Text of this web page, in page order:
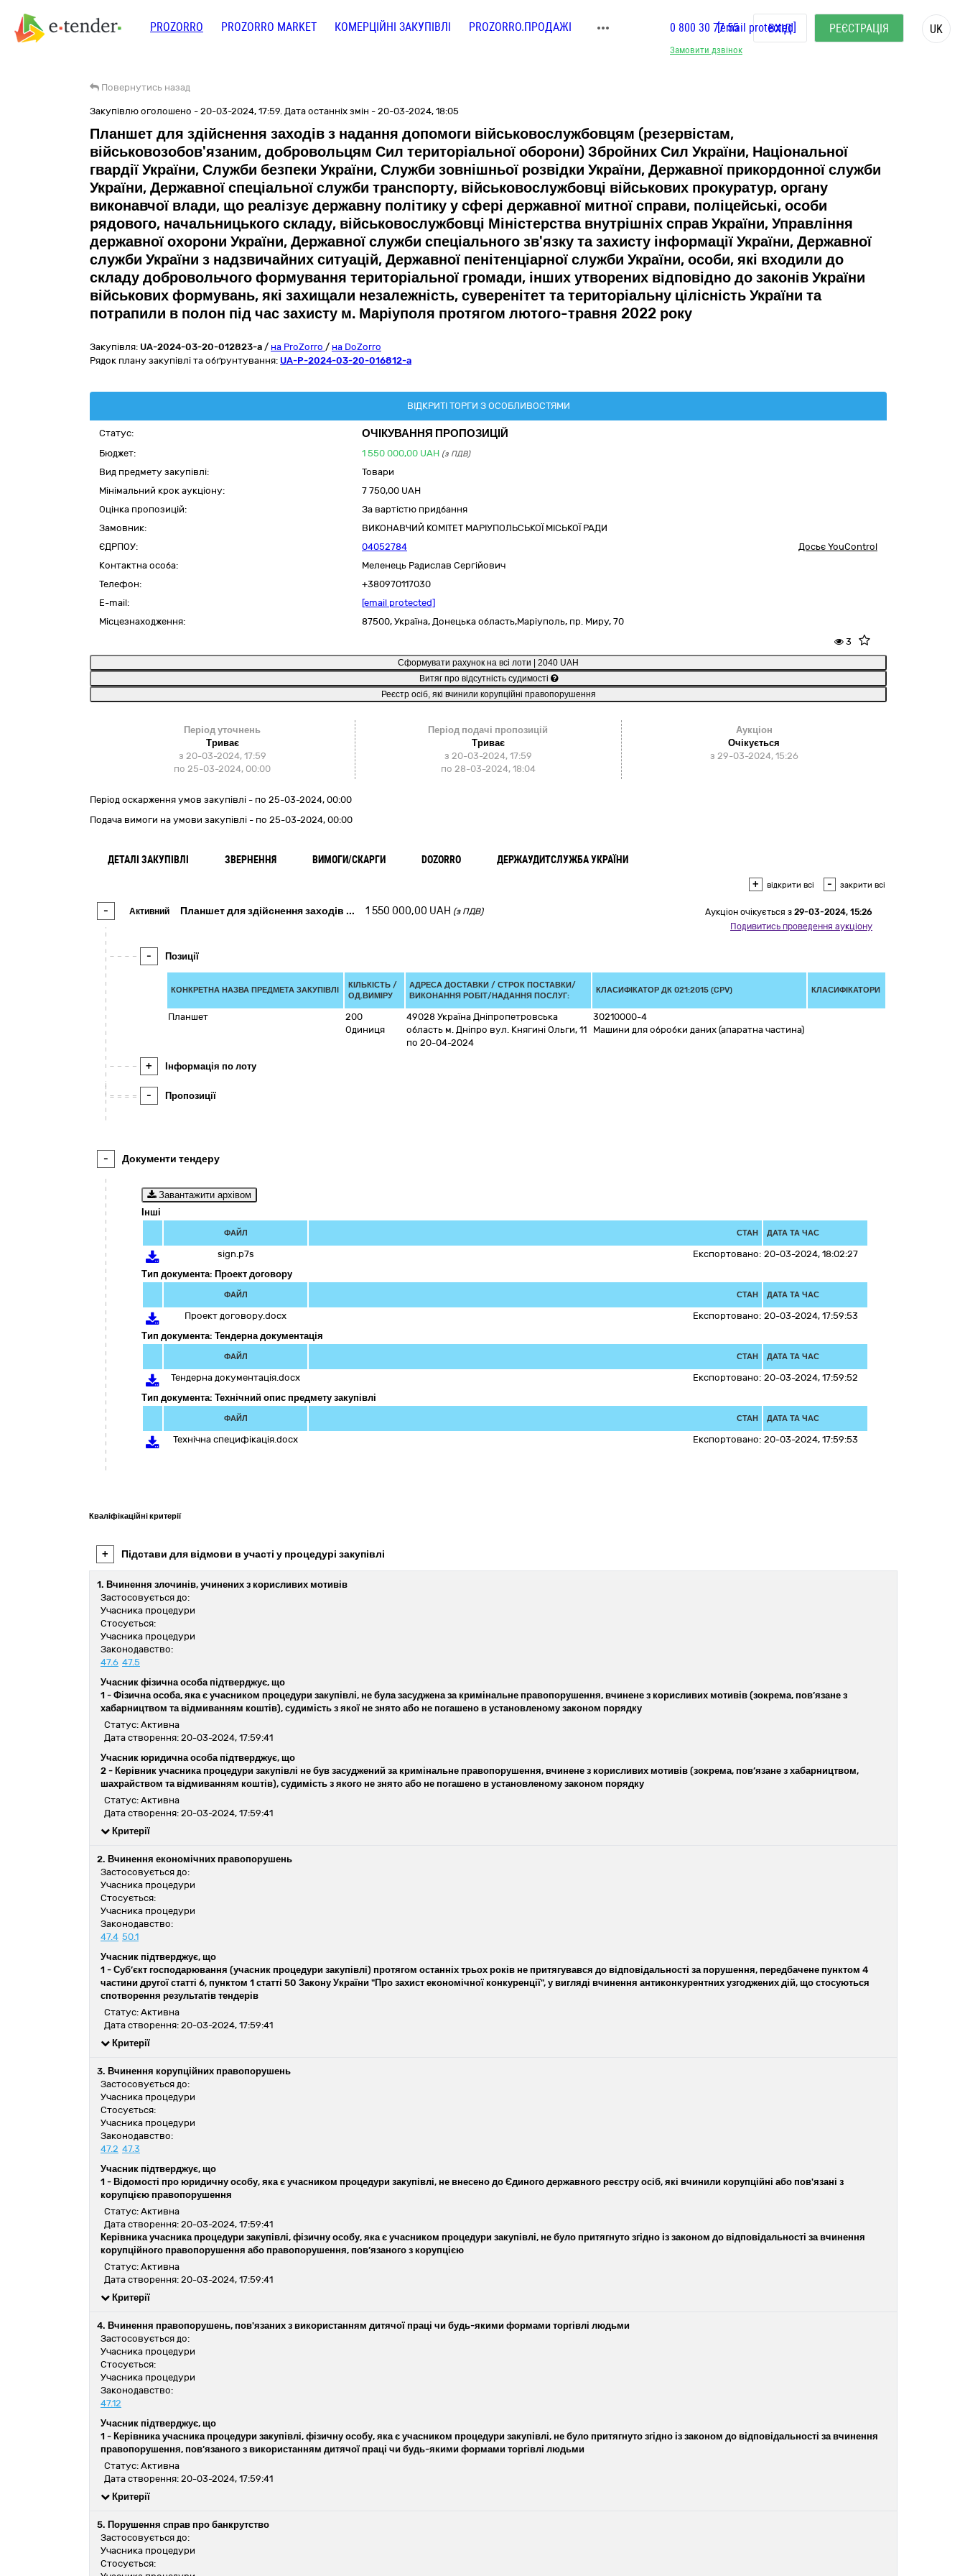
PROZORRO PROZORRO MARKET КОМЕРЦІЙНІ ЗАКУПІВЛІ PROZORRO.ПРОДАЖІ
Замовити дзвінок
0 800 30 77 55[email protected]
ВХІД РЕЄСТРАЦІЯ UK
Повернутись назад
Закупівлю оголошено - 20-03-2024, 17:59. Дата останніх змін - 20-03-2024, 18:05
Планшет для здійснення заходів з надання допомоги військовослужбовцям (резервістам,
військовозобов'язаним, добровольцям Сил територіальної оборони) Збройних Сил України, Національної
гвардії України, Служби безпеки України, Служби зовнішньої розвідки України, Державної прикордонної служби
України, Державної спеціальної служби транспорту, військовослужбовці військових прокуратур, органу
виконавчої влади, що реалізує державну політику у сфері державної митної справи, поліцейські, особи
рядового, начальницького складу, військовослужбовці Міністерства внутрішніх справ України, Управління
державної охорони України, Державної служби спеціального зв'язку та захисту інформації України, Державної
служби України з надзвичайних ситуацій, Державної пенітенціарної служби України, особи, які входили до
складу добровольчого формування територіальної громади, інших утворених відповідно до законів України
військових формувань, які захищали незалежність, суверенітет та територіальну цілісність України та
потрапили в полон під час захисту м. Маріуполя протягом лютого-травня 2022 року
Закупівля: UA-2024-03-20-012823-a / на ProZorro / на DoZorro
Рядок плану закупівлі та обґрунтування: UA-P-2024-03-20-016812-a
ВІДКРИТІ ТОРГИ З ОСОБЛИВОСТЯМИ
Статус: ОЧІКУВАННЯ ПРОПОЗИЦІЙ
Бюджет: 1 550 000,00 UAH (з ПДВ)
Вид предмету закупівлі:
Товари
Мінімальний крок аукціону:
7 750,00 UAH
Оцінка пропозицій:
За вартістю придбання
Замовник:
ВИКОНАВЧИЙ КОМІТЕТ МАРІУПОЛЬСЬКОЇ МІСЬКОЇ РАДИ
ЄДРПОУ:
04052784
Досьє YouControl
Контактна особа:
Меленець Радислав Сергійович
Телефон:
+380970117030
E-mail:
[email protected]
Місцезнаходження:
87500, Україна, Донецька область,Маріуполь, пр. Миру, 70
3
Сформувати рахунок на всі лоти | 2040 UAH
Витяг про відсутність судимості
Реєстр осіб, які вчинили корупційні правопорушення
Період уточнень
Триває
з 20-03-2024, 17:59
по 25-03-2024, 00:00
Період подачі пропозицій
Триває
з 20-03-2024, 17:59
по 28-03-2024, 18:04
Аукціон
Очікується
з 29-03-2024, 15:26
Період оскарження умов закупівлі - по 25-03-2024, 00:00
Подача вимоги на умови закупівлі - по 25-03-2024, 00:00
ДЕТАЛІ ЗАКУПІВЛІ ЗВЕРНЕННЯ ВИМОГИ/СКАРГИ DOZORRO ДЕРЖАУДИТСЛУЖБА УКРАЇНИ
+ відкрити всі - закрити всі
- Активний Планшет для здійснення заходів ... 1 550 000,00 UAH (з ПДВ) Аукціон очікується з 29-03-2024, 15:26
Подивитись проведення аукціону
- Позиції
КОНКРЕТНА НАЗВА ПРЕДМЕТА ЗАКУПІВЛІ
КІЛЬКІСТЬ /
ОД.ВИМІРУ
АДРЕСА ДОСТАВКИ / СТРОК ПОСТАВКИ/
ВИКОНАННЯ РОБІТ/НАДАННЯ ПОСЛУГ:
КЛАСИФІКАТОР ДК 021:2015 (CPV) КЛАСИФІКАТОРИ
Планшет
200
Одиниця
49028 Україна Дніпропетровська
область м. Дніпро вул. Княгині Ольги, 11
по 20-04-2024
30210000-4
Машини для обробки даних (апаратна частина)
+ Інформація по лоту
- Пропозиції
- Документи тендеру
Завантажити архівом
Інші
ФАЙЛ СТАН ДАТА ТА ЧАС
sign.p7s Експортовано: 20-03-2024, 18:02:27
Тип документа: Проект договору
ФАЙЛ СТАН ДАТА ТА ЧАС
Проект договору.docx Експортовано: 20-03-2024, 17:59:53
Тип документа: Тендерна документація
ФАЙЛ СТАН ДАТА ТА ЧАС
Тендерна документація.docx Експортовано: 20-03-2024, 17:59:52
Тип документа: Технічний опис предмету закупівлі
ФАЙЛ СТАН ДАТА ТА ЧАС
Технічна специфікація.docx Експортовано: 20-03-2024, 17:59:53
Кваліфікаційні критерії
+ Підстави для відмови в участі у процедурі закупівлі
1. Вчинення злочинів, учинених з корисливих мотивів
Застосовується до:
Учасника процедури
Стосується:
Учасника процедури
Законодавство:
47.6 47.5
Учасник фізична особа підтверджує, що
1 - Фізична особа, яка є учасником процедури закупівлі, не була засуджена за кримінальне правопорушення, вчинене з корисливих мотивів (зокрема, пов’язане з
хабарництвом та відмиванням коштів), судимість з якої не знято або не погашено в установленому законом порядку
Статус: Активна
Дата створення: 20-03-2024, 17:59:41
Учасник юридична особа підтверджує, що
2 - Керівник учасника процедури закупівлі не був засуджений за кримінальне правопорушення, вчинене з корисливих мотивів (зокрема, пов’язане з хабарництвом,
шахрайством та відмиванням коштів), судимість з якого не знято або не погашено в установленому законом порядку
Статус: Активна
Дата створення: 20-03-2024, 17:59:41
Критерії
2. Вчинення економічних правопорушень
Застосовується до:
Учасника процедури
Стосується:
Учасника процедури
Законодавство:
47.4 50.1
Учасник підтверджує, що
1 - Суб’єкт господарювання (учасник процедури закупівлі) протягом останніх трьох років не притягувався до відповідальності за порушення, передбачене пунктом 4
частини другої статті 6, пунктом 1 статті 50 Закону України "Про захист економічної конкуренції", у вигляді вчинення антиконкурентних узгоджених дій, що стосуються
спотворення результатів тендерів
Статус: Активна
Дата створення: 20-03-2024, 17:59:41
Критерії
3. Вчинення корупційних правопорушень
Застосовується до:
Учасника процедури
Стосується:
Учасника процедури
Законодавство:
47.2 47.3
Учасник підтверджує, що
1 - Відомості про юридичну особу, яка є учасником процедури закупівлі, не внесено до Єдиного державного реєстру осіб, які вчинили корупційні або пов'язані з
корупцією правопорушення
Статус: Активна
Дата створення: 20-03-2024, 17:59:41
Керівника учасника процедури закупівлі, фізичну особу, яка є учасником процедури закупівлі, не було притягнуто згідно із законом до відповідальності за вчинення
корупційного правопорушення або правопорушення, пов’язаного з корупцією
Статус: Активна
Дата створення: 20-03-2024, 17:59:41
Критерії
4. Вчинення правопорушень, пов'язаних з використанням дитячої праці чи будь-якими формами торгівлі людьми
Застосовується до:
Учасника процедури
Стосується:
Учасника процедури
Законодавство:
47.12
Учасник підтверджує, що
1 - Керівника учасника процедури закупівлі, фізичну особу, яка є учасником процедури закупівлі, не було притягнуто згідно із законом до відповідальності за вчинення
правопорушення, пов’язаного з використанням дитячої праці чи будь-якими формами торгівлі людьми
Статус: Активна
Дата створення: 20-03-2024, 17:59:41
Критерії
5. Порушення справ про банкрутство
Застосовується до:
Учасника процедури
Стосується: